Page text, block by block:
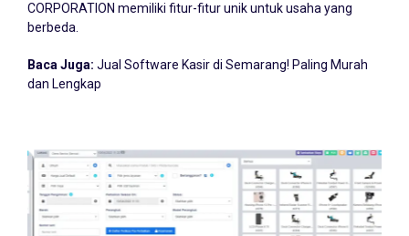
CORPORATION memiliki fitur-fitur unik untuk usaha yang
berbeda.
Baca Juga: Jual Software Kasir di Semarang! Paling Murah
dan Lengkap